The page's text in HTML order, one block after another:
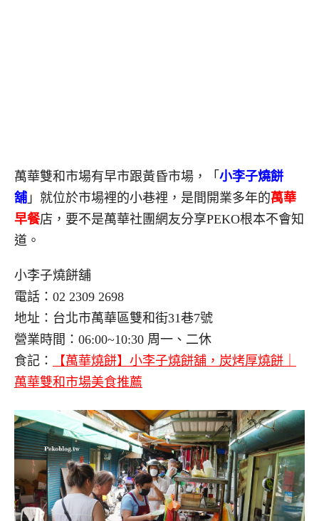
萬華雙和市場有早市跟黃昏市場，「 小李子燒餅
舖 」就位於市場裡的小巷裡，是間開業多年的萬華
早餐店，要不是萬華社團網友分享PEKO根本不會知
道。
小李子燒餅舖
電話：02 2309 2698
地址：台北市萬華區雙和街31巷7號
營業時間：06:00~10:30 周一、二休
食記：
【萬華燒餅】小李子燒餅舖，炭烤厚燒餅｜
萬華雙和市場美食推薦